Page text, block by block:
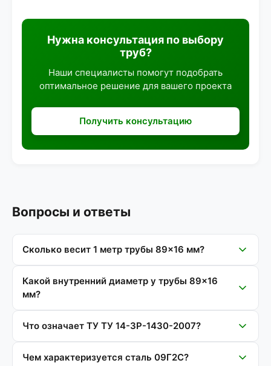
Нужна консультация по выбору
труб?
Наши специалисты помогут подобрать
оптимальное решение для вашего проекта
Получить консультацию
Вопросы и ответы
Сколько весит 1 метр трубы 89×16 мм?
Какой внутренний диаметр у трубы 89×16
мм?
Что означает ТУ ТУ 14-3Р-1430-2007?
Чем характеризуется сталь 09Г2С?